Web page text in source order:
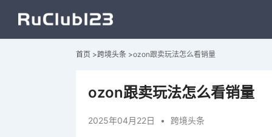
首页 >跨境头条 >ozon跟卖玩法怎么看销量
ozon跟卖玩法怎么看销量
2025年04月22日 • 跨境头条